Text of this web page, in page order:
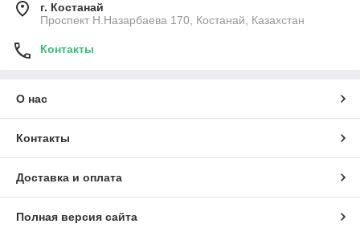
г. Костанай
Проспект Н.Назарбаева 170, Костанай, Казахстан
Контакты
О нас
Контакты
Доставка и оплата
Полная версия сайта